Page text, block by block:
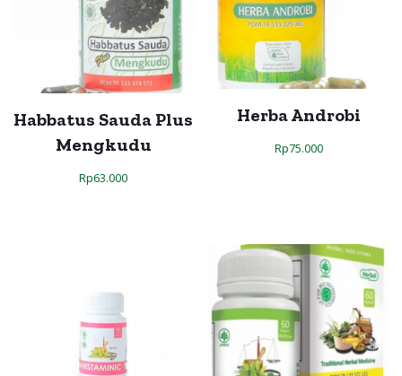
Habbatus Sauda Plus
Mengkudu
Rp63.000
Herba Androbi
Rp75.000